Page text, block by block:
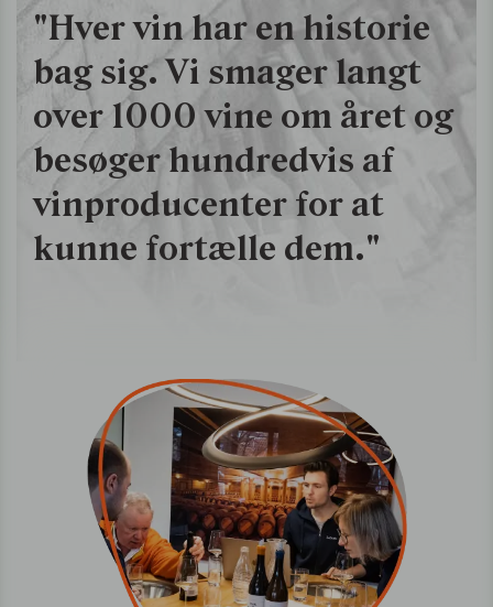
"Hver vin har en historie
bag sig. Vi smager langt
over 1000 vine om året og
besøger hundredvis af
vinproducenter for at
kunne fortælle dem."